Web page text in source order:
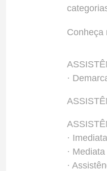
Conheça
·
· Imediata
· Mediata
·